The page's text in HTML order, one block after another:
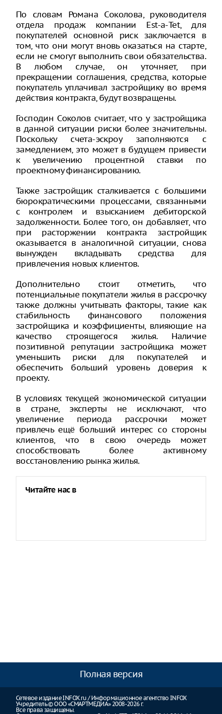
По словам Романа Соколова, руководителя
отдела продаж компании Est-a-Tet, для
покупателей основной риск заключается в
том, что они могут вновь оказаться на старте,
если не смогут выполнить свои обязательства.
В любом случае, он уточняет, при
прекращении соглашения, средства, которые
покупатель уплачивал застройщику во время
действия контракта, будут возвращены.
Господин Соколов считает, что у застройщика
в данной ситуации риски более значительны.
Поскольку счета-эскроу заполняются с
замедлением, это может в будущем привести
к увеличению процентной ставки по
проектному финансированию.
Также застройщик сталкивается с большими
бюрократическими процессами, связанными
с контролем и взысканием дебиторской
задолженности. Более того, он добавляет, что
при расторжении контракта застройщик
оказывается в аналогичной ситуации, снова
вынужден вкладывать средства для
привлечения новых клиентов.
Дополнительно стоит отметить, что
потенциальные покупатели жилья в рассрочку
также должны учитывать факторы, такие как
стабильность финансового положения
застройщика и коэффициенты, влияющие на
качество строящегося жилья. Наличие
позитивной репутации застройщика может
уменьшить риски для покупателей и
обеспечить больший уровень доверия к
проекту.
В условиях текущей экономической ситуации
в стране, эксперты не исключают, что
увеличение периода рассрочки может
привлечь ещё больший интерес со стороны
клиентов, что в свою очередь может
способствовать более активному
восстановлению рынка жилья.
Читайте нас в
Полная версия
Сетевое издание INFOX.ru / Информационное агентство INFOX
Учредитель © ООО «СМАРТМЕДИА» 2008-2026 г.
Все права защищены.